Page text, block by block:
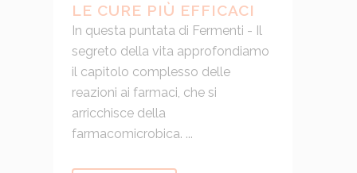
LE CURE PIÙ EFFICACI
In questa puntata di Fermenti - Il
segreto della vita approfondiamo
il capitolo complesso delle
reazioni ai farmaci, che si
arricchisce della
farmacomicrobica. ...